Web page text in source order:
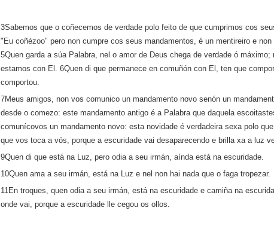
3Sabemos que o coñecemos de verdade polo feito de que cumprimos cos
"Eu coñézoo" pero non cumpre cos seus mandamentos, é un mentireiro e
5Quen garda a súa Palabra, nel o amor de Deus chega de verdade ó
estamos con El. 6Quen di que permanece en comuñón con El, ten que
comportou.
7Meus amigos, non vos comunico un mandamento novo senón un
desde o comezo: este mandamento antigo é a Palabra que daquela
comunícovos un mandamento novo: esta novidade é verdadeira sexa polo
que vos toca a vós, porque a escuridade vai desaparecendo e brilla xa a luz
9Quen di que está na Luz, pero odia a seu irmán, aínda está na escuridade.
10Quen ama a seu irmán, está na Luz e nel non hai nada que o faga tropezar.
11En troques, quen odia a seu irmán, está na escuridade e camiña na
onde vai, porque a escuridade lle cegou os ollos.